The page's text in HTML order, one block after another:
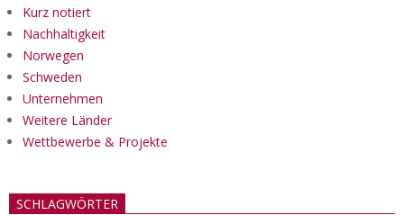
Kurz notiert
Nachhaltigkeit
Norwegen
Schweden
Unternehmen
Weitere Länder
Wettbewerbe & Projekte
SCHLAGWÖRTER